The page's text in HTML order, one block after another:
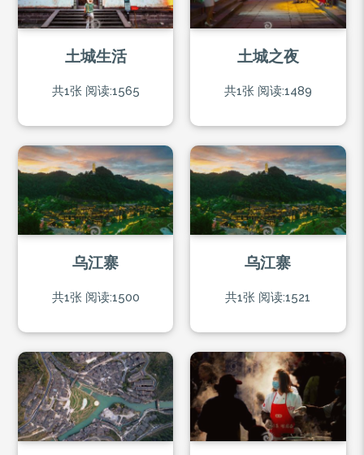
土城生活
共1张 阅读:1565
土城之夜
共1张 阅读:1489
乌江寨
共1张 阅读:1500
乌江寨
共1张 阅读:1521